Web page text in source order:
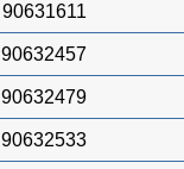
90631611
90632457
90632479
90632533